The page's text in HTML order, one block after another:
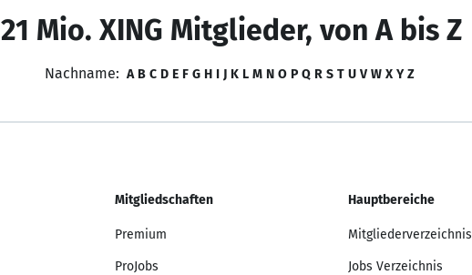
21 Mio. XING Mitglieder, von A bis Z
Nachname: A B C D E F G H I J K L M N O P Q R S T U V W X Y Z
Mitgliedschaften
Premium
ProJobs
Hauptbereiche
Mitgliederverzeichnis
Jobs Verzeichnis